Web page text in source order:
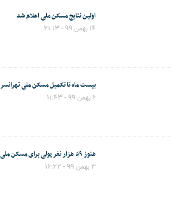
اولین نتایج مسکن ملی اعلام شد
۱۴ بهمن ۹۹ - ۲۱:۱۳
بیست ماه تا تکمیل مسکن ملی تهرانسر
۶ بهمن ۹۹ - ۱۱:۴۳
هنوز ۵۹ هزار نفر پولی برای مسکن ملی واریز نکرده اند
۳ بهمن ۹۹ - ۱۶:۲۲